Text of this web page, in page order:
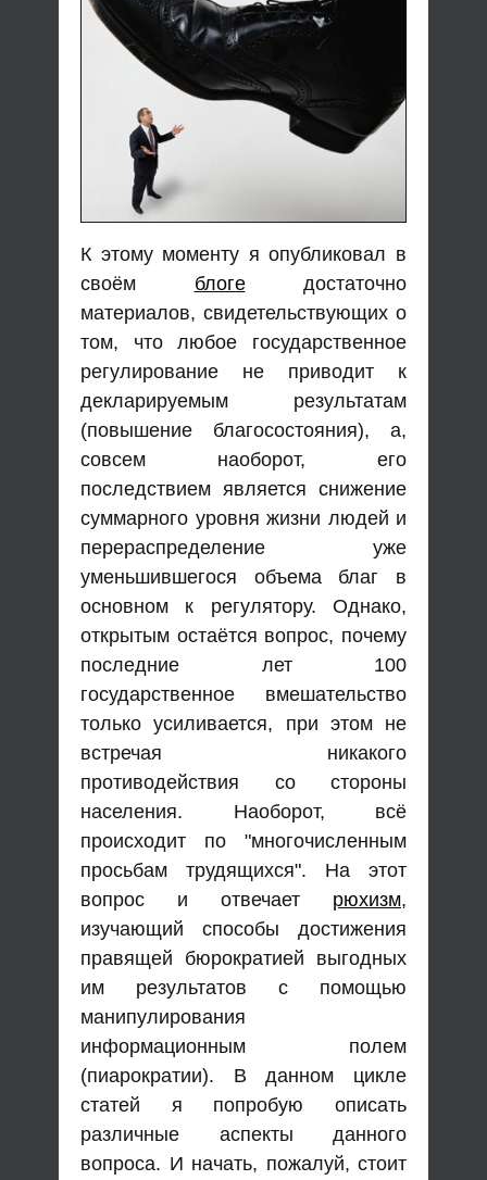
К этому моменту я опубликовал в
своём блогедостаточно
материалов, свидетельствующих о
том, что любое государственное
регулирование не приводит к
декларируемым результатам
(повышение благосостояния), а,
совсем наоборот, его
последствием является снижение
суммарного уровня жизни людей и
перераспределение уже
уменьшившегося объема благ в
основном к регулятору. Однако,
открытым остаётся вопрос, почему
последние лет 100
государственное вмешательство
только усиливается, при этом не
встречая никакого
противодействия со стороны
населения. Наоборот, всё
происходит по "многочисленным
просьбам трудящихся". На этот
вопрос и отвечает рюхизм,
изучающий способы достижения
правящей бюрократией выгодных
им результатов с помощью
манипулирования
информационным полем
(пиарократии). В данном цикле
статей я попробую описать
различные аспекты данного
вопроса. И начать, пожалуй, стоит